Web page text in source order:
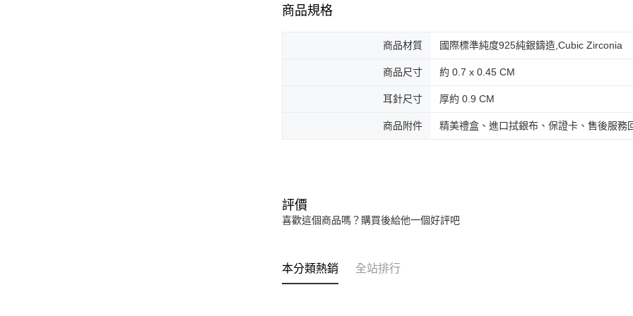
商品規格
商品材質 國際標準純度925純銀鑄造,Cubic Zirconia
商品尺寸 約 0.7 x 0.45 CM
耳針尺寸 厚約 0.9 CM
商品附件 精美禮盒、進口拭銀布、保證卡、售後服務
評價
喜歡這個商品嗎？購買後給他一個好評吧
本分類熱銷 全站排行